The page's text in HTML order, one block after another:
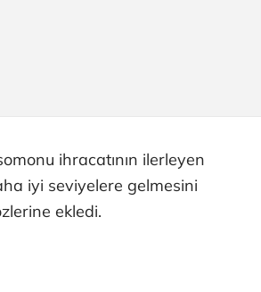
ihracatının ilerleyen
iyi seviyelere gelmesini
ekledi.